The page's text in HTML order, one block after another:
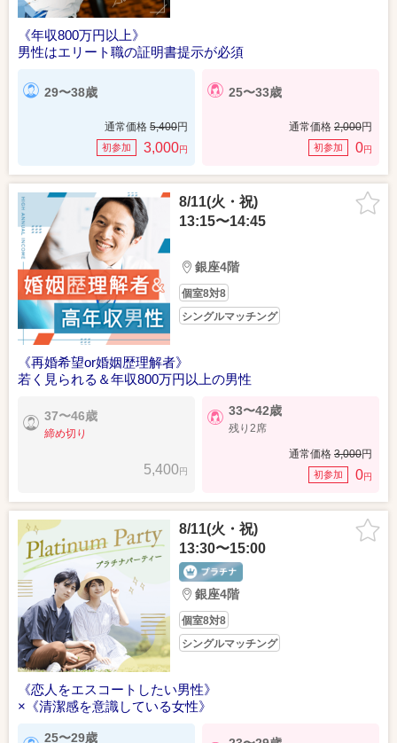
《年収800万円以上》
男性はエリート職の証明書提示が必須
29〜38歳
通常価格 5,400円
初参加 3,000円
25〜33歳
通常価格 2,000円
初参加 0円
8/11(火・祝)
13:15〜14:45
銀座4階
個室8対8
シングルマッチング
《再婚希望or婚姻歴理解者》
若く見られる＆年収800万円以上の男性
37〜46歳
締め切り
5,400円
33〜42歳
残り2席
通常価格 3,000円
初参加 0円
8/11(火・祝)
13:30〜15:00
銀座4階
個室8対8
シングルマッチング
《恋人をエスコートしたい男性》
×《清潔感を意識している女性》
25〜29歳